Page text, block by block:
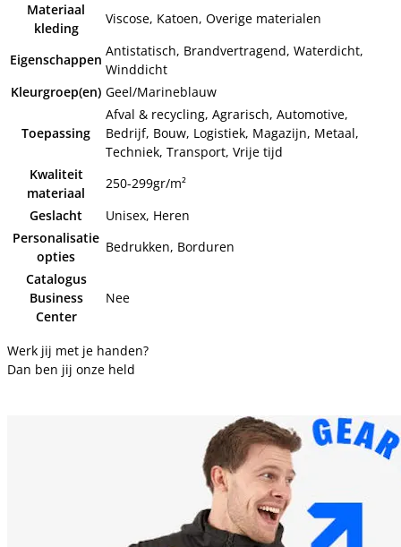
Materiaal
kleding
Viscose, Katoen, Overige materialen
Eigenschappen
Antistatisch, Brandvertragend, Waterdicht,
Winddicht
Kleurgroep(en) Geel/Marineblauw
Toepassing
Afval & recycling, Agrarisch, Automotive,
Bedrijf, Bouw, Logistiek, Magazijn, Metaal,
Techniek, Transport, Vrije tijd
Kwaliteit
materiaal
250-299gr/m²
Geslacht
Unisex, Heren
Personalisatie
opties
Bedrukken, Borduren
Catalogus
Business
Center
Nee
Werk jij met je handen?
Dan ben jij onze held